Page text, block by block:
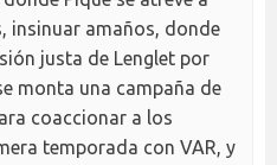
insinuar amaños, donde
justa de Lenglet por
monta una campaña de
coaccionar a los
temporada con VAR, y